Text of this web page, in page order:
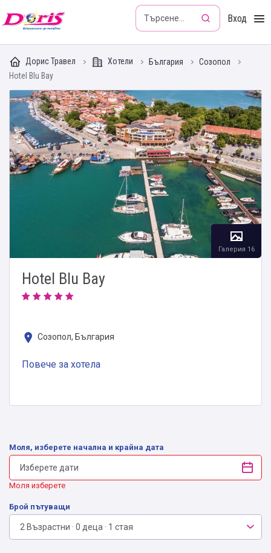
Doris - Изкушението да пътуваш Вход
Дорис Травел Хотели България
Созопол
Hotel Blu Bay
Hotel Blu Bay
Созопол, България
Повече за хотела
Галерия 16
Моля, изберете начална и крайна дата
Моля изберете
Брой пътуващи
2 Възрастни · 0 деца · 1 стая